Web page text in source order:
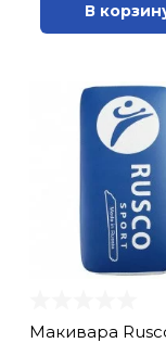
В
Макивара